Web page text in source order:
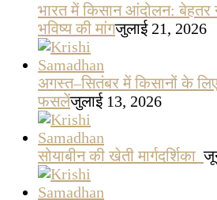
भारत में किसान आंदोलन: बेहतर
भविष्य की मांगजुलाई 21, 2026
अगस्त–सितंबर में किसानों के
फसलेंजुलाई 13, 2026
सोयाबीन की खेती मार्गदर्शिका